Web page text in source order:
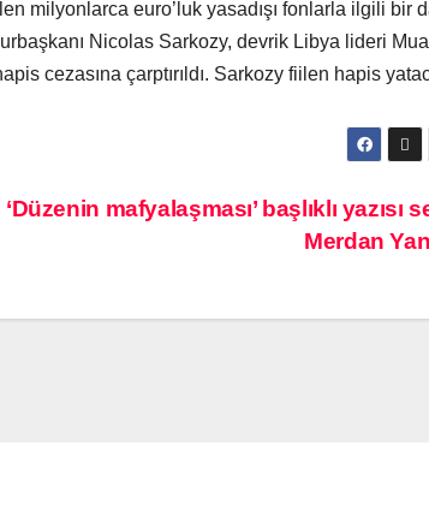
milyonlarca euro’luk yasadışı fonlarla ilgili bir
Nicolas Sarkozy, devrik Libya lideri
cezasına çarptırıldı. Sarkozy fiilen hapis
‘Düzenin mafyalaşması’ başlıklı yazısı
Merdan